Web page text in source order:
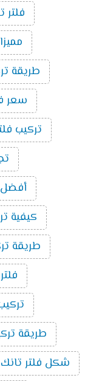
فلتر
طريقة تركيب
سعر
تركيب فلتر
أفضل
كيفية
طريقة
فلتر
تركيب
طريقة
شكل فلتر تانك 5